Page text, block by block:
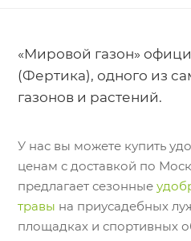
«Мировой газон»
(Фертика), одного из
газонов и растений.
У нас вы можете купить
ценам с доставкой по
предлагает сезонные
травы на приусадебных
площадках и спортивных